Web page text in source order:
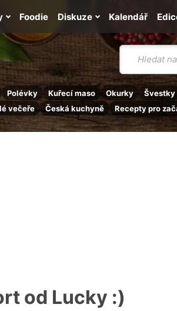
Vyhledávání
Polévky Kuřecí maso Okurky Švestky
večeře Česká kuchyně Recepty pro
Kalendář
Foodie Diskuze
od Lucky :)